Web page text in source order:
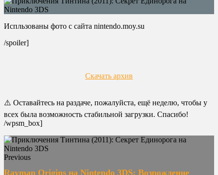
Испльзованы фото с сайта nintendo.moy.su
/spoiler]
Скачать архив
⚠️ Оставайтесь на раздаче, пожалуйста, ещё неделю, чтобы у
всех была возможность стабильной загрузки. Спасибо!
/wpsm_box]
Previous
Rayman Origins на Nintendo 3DS: Возрождение